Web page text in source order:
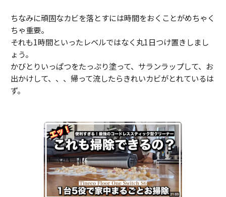
ちなみに頑固なカビを落とすには時間をおくことがめちゃく
ちゃ重要。
それも1時間といったレベルではなく丸1日つけ置きしまし
ょう。
かびとりいっぱつをたっぷり塗って、サランラップして、お
出かけして、、、帰って流したらきれいカビがとれているは
ず。